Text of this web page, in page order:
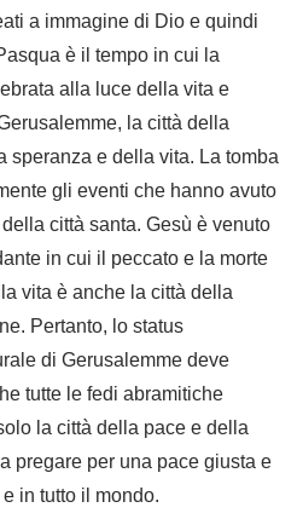
a immagine di Dio e quindi
è il tempo in cui la
alla luce della vita e
la città della
e della vita. La tomba
gli eventi che hanno avuto
città santa. Gesù è venuto
in cui il peccato e la morte
vita è anche la città della
Pertanto, lo status
di Gerusalemme deve
tutte le fedi abramitiche
la città della pace e della
pregare per una pace giusta e
in tutto il mondo.